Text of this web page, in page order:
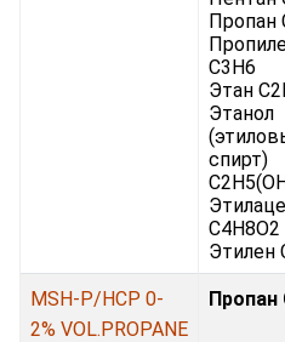
Пропан
C3H6
Этан
Этанол
спирт)
C4H8O2
Этилен
MSH-P/HCP 0-
2% VOL.PROPANE
Пропан